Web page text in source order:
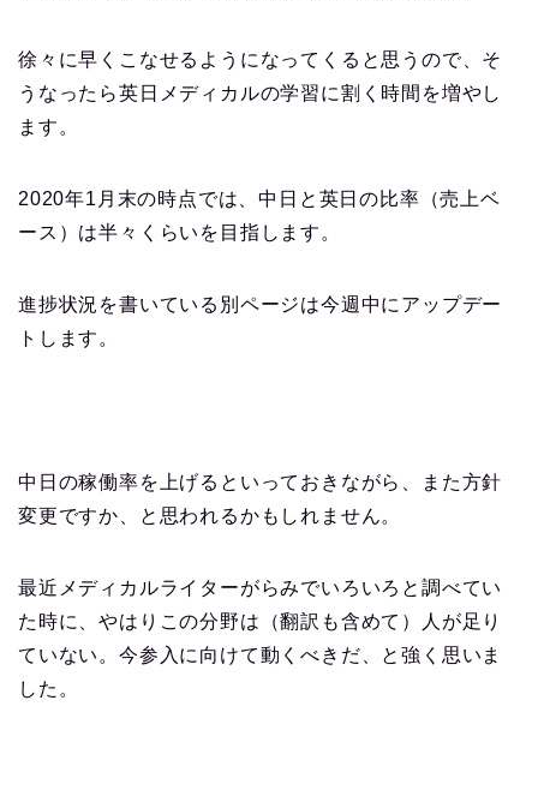
徐々に早くこなせるようになってくると思うので、そ
うなったら英日メディカルの学習に割く時間を増やし
ます。
2020年1月末の時点では、中日と英日の比率（売上ベ
ース）は半々くらいを目指します。
進捗状況を書いている別ページは今週中にアップデー
トします。
中日の稼働率を上げるといっておきながら、また方針
変更ですか、と思われるかもしれません。
最近メディカルライターがらみでいろいろと調べてい
た時に、やはりこの分野は（翻訳も含めて）人が足り
ていない。今参入に向けて動くべきだ、と強く思いま
した。